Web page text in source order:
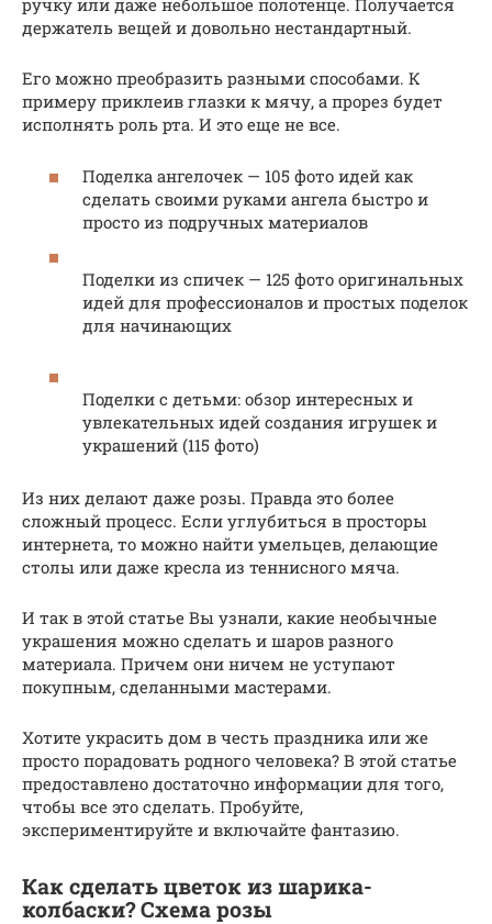
ручку или даже небольшое полотенце. Получается
держатель вещей и довольно нестандартный.
Его можно преобразить разными способами. К
примеру приклеив глазки к мячу, а прорез будет
исполнять роль рта. И это еще не все.
Поделка ангелочек — 105 фото идей как
сделать своими руками ангела быстро и
просто из подручных материалов
Поделки из спичек — 125 фото оригинальных
идей для профессионалов и простых поделок
для начинающих
Поделки с детьми: обзор интересных и
увлекательных идей создания игрушек и
украшений (115 фото)
Из них делают даже розы. Правда это более
сложный процесс. Если углубиться в просторы
интернета, то можно найти умельцев, делающие
столы или даже кресла из теннисного мяча.
И так в этой статье Вы узнали, какие необычные
украшения можно сделать и шаров разного
материала. Причем они ничем не уступают
покупным, сделанными мастерами.
Хотите украсить дом в честь праздника или же
просто порадовать родного человека? В этой статье
предоставлено достаточно информации для того,
чтобы все это сделать. Пробуйте,
экспериментируйте и включайте фантазию.
Как сделать цветок из шарика-
колбаски? Схема розы